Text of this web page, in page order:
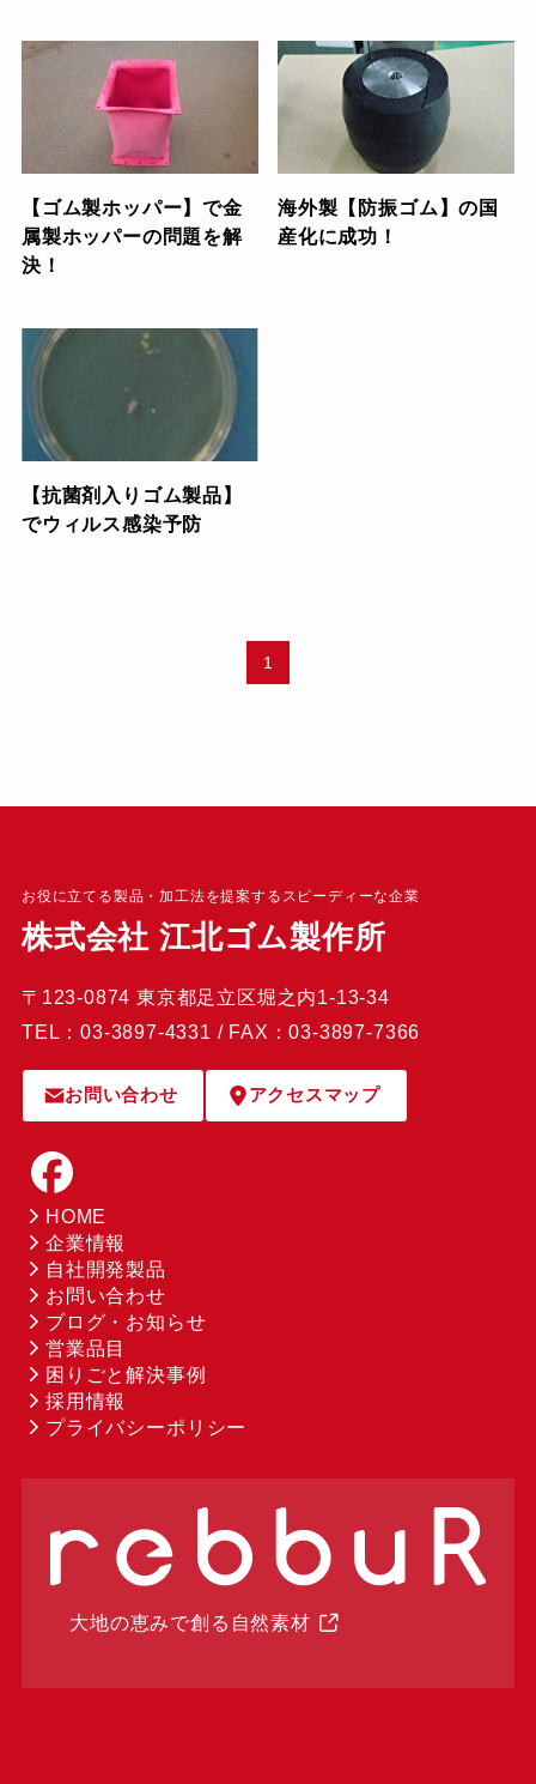
【ゴム製ホッパー】で金
属製ホッパーの問題を解
決！
海外製【防振ゴム】の国
産化に成功！
【抗菌剤入りゴム製品】
でウィルス感染予防
1
お役に立てる製品・加工法を提案するスピーディーな企業
株式会社 江北ゴム製作所
〒123-0874 東京都足立区堀之内1-13-34
TEL：03-3897-4331 / FAX：03-3897-7366
お問い合わせ アクセスマップ
HOME
企業情報
自社開発製品
お問い合わせ
ブログ・お知らせ
営業品目
困りごと解決事例
採用情報
プライバシーポリシー
大地の恵みで創る自然素材